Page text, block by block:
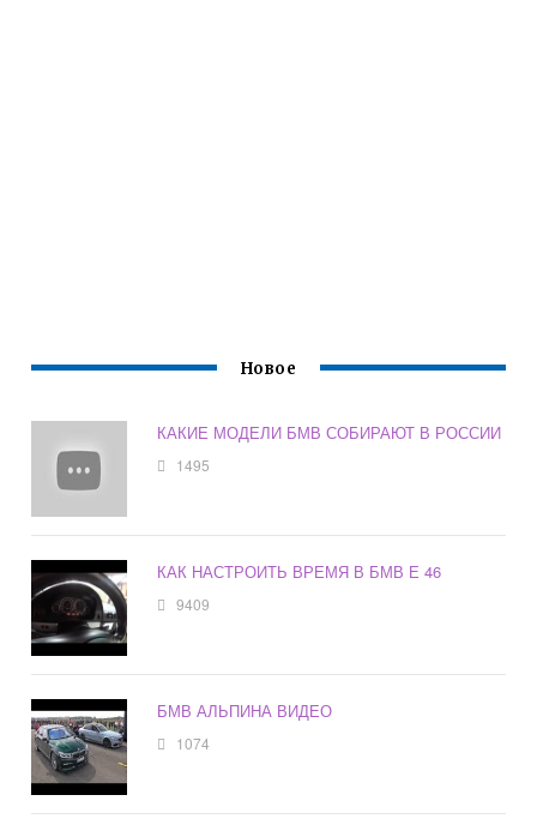
Новое
КАКИЕ МОДЕЛИ БМВ СОБИРАЮТ В РОССИИ
1495
КАК НАСТРОИТЬ ВРЕМЯ В БМВ Е 46
9409
БМВ АЛЬПИНА ВИДЕО
1074